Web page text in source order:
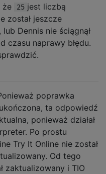
że 25 jest liczbą
został jeszcze
Dennis nie ściągnął
czasu naprawy błędu.
poprawka
ta odpowiedź
ponieważ działał
Po prostu
Try It Online nie został
Od tego
zaktualizowany i TIO